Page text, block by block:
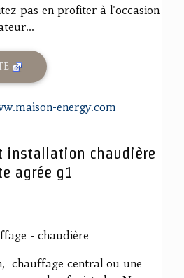
pas en profiter à l'occasion
energy.com
installation chaudière
agrée g1
- chaudière
chauffage central ou une